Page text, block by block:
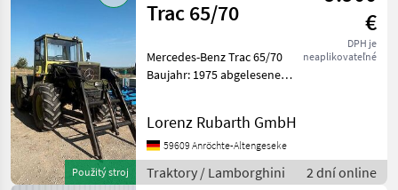
Použitý stroj
Trac 65/70
€
DPH je
neaplikovateľné
Mercedes-Benz Trac 65/70
Baujahr: 1975 abgelesene
540/ 1000 U/min Zapfwelle
Kabine Heizung 1 dw
Steuergerät vorne
Lorenz Rubarth GmbH
59609 Anröchte-Altengeseke
Traktory / Lamborghini 2 dní online